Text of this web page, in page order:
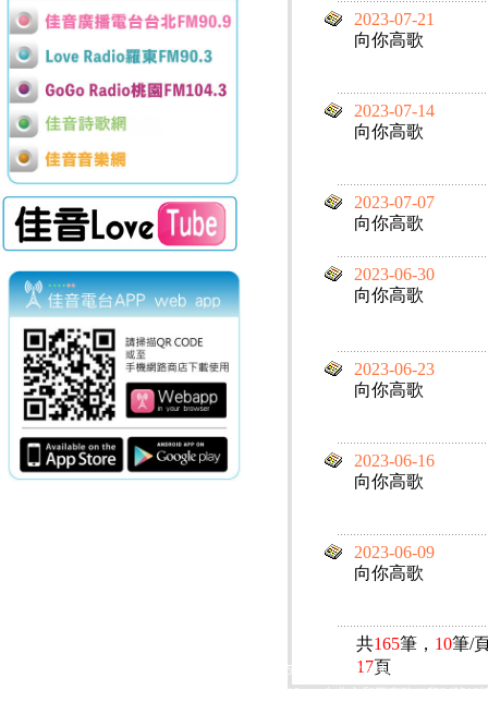
2023-07-21
向你高歌
2023-07-14
向你高歌
2023-07-07
向你高歌
2023-06-30
向你高歌
2023-06-23
向你高歌
2023-06-16
向你高歌
2023-06-09
向你高歌
共165筆， 10筆/
17頁
電話：(02)2369-9050
佳音電台地址：
傳真：(02)2362-7816
台北市和平東路二段24號10